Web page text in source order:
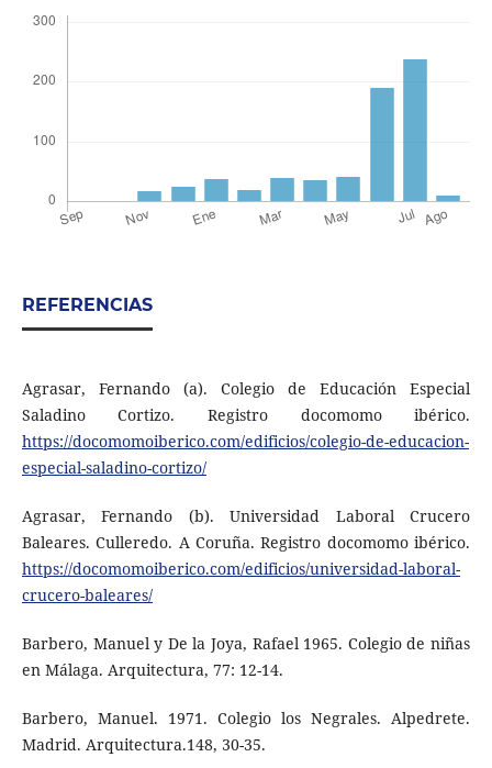
REFERENCIAS
Agrasar, Fernando (a). Colegio de Educación Especial
Saladino Cortizo. Registro docomomo ibérico.
https://docomomoiberico.com/edificios/colegio-de-educacion-
especial-saladino-cortizo/
Agrasar, Fernando (b). Universidad Laboral Crucero
Baleares. Culleredo. A Coruña. Registro docomomo ibérico.
https://docomomoiberico.com/edificios/universidad-laboral-
crucero-baleares/
Barbero, Manuel y De la Joya, Rafael 1965. Colegio de niñas
en Málaga. Arquitectura, 77: 12-14.
Barbero, Manuel. 1971. Colegio los Negrales. Alpedrete.
Madrid. Arquitectura.148, 30-35.